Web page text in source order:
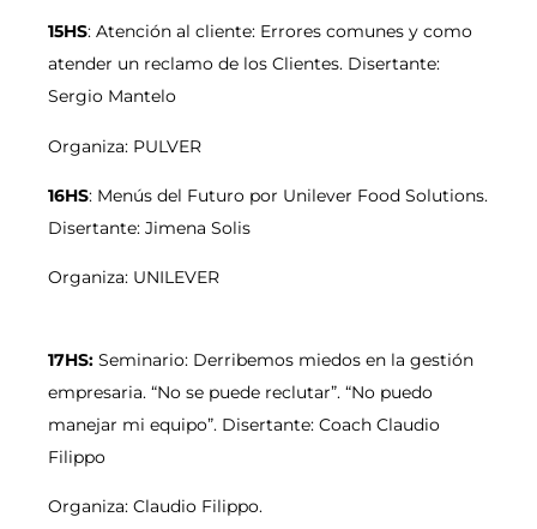
15HS: Atención al cliente: Errores comunes y como
atender un reclamo de los Clientes. Disertante:
Sergio Mantelo
Organiza: PULVER
16HS: Menús del Futuro por Unilever Food Solutions.
Disertante: Jimena Solis
Organiza: UNILEVER
17HS: Seminario: Derribemos miedos en la gestión
empresaria. “No se puede reclutar”. “No puedo
manejar mi equipo”. Disertante: Coach Claudio
Filippo
Organiza: Claudio Filippo.